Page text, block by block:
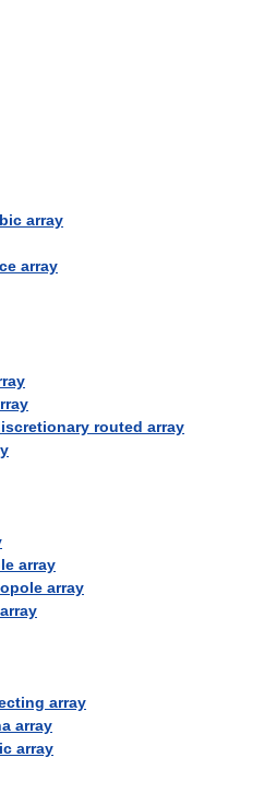
array
array
routed array
array
array
array
array
array